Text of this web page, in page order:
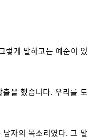
렇게 말하고는 예순이 있
을 했습니다. 우리를 도
자의 목소리였다. 그 말